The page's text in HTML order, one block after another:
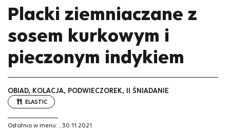
Placki ziemniaczane z
sosem kurkowym i
pieczonym indykiem
OBIAD, KOLACJA, PODWIECZOREK, II ŚNIADANIE
ELASTIC
Ostatnio w menu: , 30.11.2021